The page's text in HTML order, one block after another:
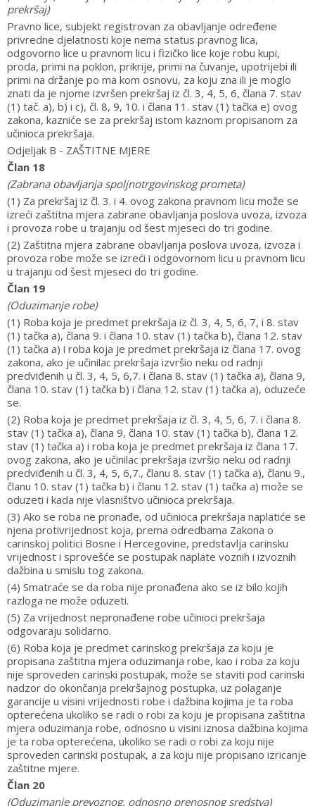
prekršaj)
Pravno lice, subjekt registrovan za obavljanje određene
privredne djelatnosti koje nema status pravnog lica,
odgovorno lice u pravnom licu i fizičko lice koje robu kupi,
proda, primi na poklon, prikrije, primi na čuvanje, upotrijebi ili
primi na držanje po ma kom osnovu, za koju zna ili je moglo
znati da je njome izvršen prekršaj iz čl. 3, 4, 5, 6, člana 7. stav
(1) tač. a), b) i c), čl. 8, 9, 10. i člana 11. stav (1) tačka e) ovog
zakona, kazniće se za prekršaj istom kaznom propisanom za
učinioca prekršaja.
Odjeljak B - ZAŠTITNE MJERE
Član 18
(Zabrana obavljanja spoljnotrgovinskog prometa)
(1) Za prekršaj iz čl. 3. i 4. ovog zakona pravnom licu može se
izreći zaštitna mjera zabrane obavljanja poslova uvoza, izvoza
i provoza robe u trajanju od šest mjeseci do tri godine.
(2) Zaštitna mjera zabrane obavljanja poslova uvoza, izvoza i
provoza robe može se izreći i odgovornom licu u pravnom licu
u trajanju od šest mjeseci do tri godine.
Član 19
(Oduzimanje robe)
(1) Roba koja je predmet prekršaja iz čl. 3, 4, 5, 6, 7, i 8. stav
(1) tačka a), člana 9. i člana 10. stav (1) tačka b), člana 12. stav
(1) tačka a) i roba koja je predmet prekršaja iz člana 17. ovog
zakona, ako je učinilac prekršaja izvršio neku od radnji
predviđenih u čl. 3, 4, 5, 6,7. i člana 8. stav (1) tačka a), člana 9,
člana 10. stav (1) tačka b) i člana 12. stav (1) tačka a), oduzeće
se.
(2) Roba koja je predmet prekršaja iz čl. 3, 4, 5, 6, 7. i člana 8.
stav (1) tačka a), člana 9, člana 10. stav (1) tačka b), člana 12.
stav (1) tačka a) i roba koja je predmet prekršaja iz člana 17.
ovog zakona, ako je učinilac prekršaja izvršio neku od radnji
predviđenih u čl. 3, 4, 5, 6,7., članu 8. stav (1) tačka a), članu 9.,
članu 10. stav (1) tačka b) i članu 12. stav (1) tačka a) može se
oduzeti i kada nije vlasništvo učinioca prekršaja.
(3) Ako se roba ne pronađe, od učinioca prekršaja naplatiće se
njena protivrijednost koja, prema odredbama Zakona o
carinskoj politici Bosne i Hercegovine, predstavlja carinsku
vrijednost i sprovešće se postupak naplate voznih i izvoznih
dažbina u smislu tog zakona.
(4) Smatraće se da roba nije pronađena ako se iz bilo kojih
razloga ne može oduzeti.
(5) Za vrijednost nepronađene robe učinioci prekršaja
odgovaraju solidarno.
(6) Roba koja je predmet carinskog prekršaja za koju je
propisana zaštitna mjera oduzimanja robe, kao i roba za koju
nije sproveden carinski postupak, može se staviti pod carinski
nadzor do okončanja prekršajnog postupka, uz polaganje
garancije u visini vrijednosti robe i dažbina kojima je ta roba
opterećena ukoliko se radi o robi za koju je propisana zaštitna
mjera oduzimanja robe, odnosno u visini iznosa dažbina kojima
je ta roba opterećena, ukoliko se radi o robi za koju nije
sproveden carinski postupak, a za koju nije propisano izricanje
zaštitne mjere.
Član 20
(Oduzimanje prevoznog, odnosno prenosnog sredstva)